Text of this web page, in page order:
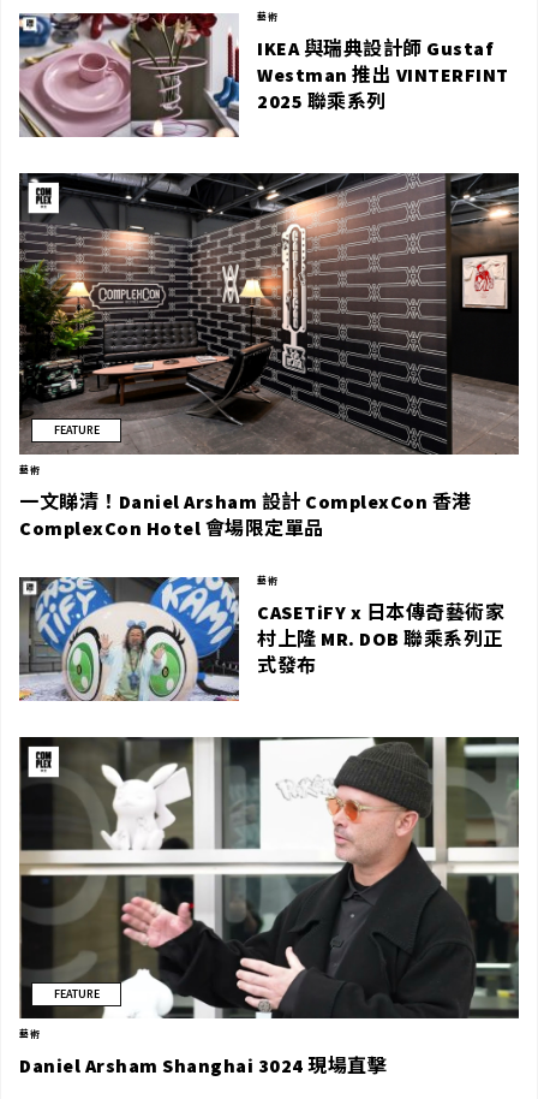
藝術
IKEA 與瑞典設計師 Gustaf
Westman 推出 VINTERFINT
2025 聯乘系列
FEATURE
藝術
一文睇清！Daniel Arsham 設計 ComplexCon 香港
ComplexCon Hotel 會場限定單品
藝術
CASETiFY x 日本傳奇藝術家
村上隆 MR. DOB 聯乘系列正
式發布
FEATURE
藝術
Daniel Arsham Shanghai 3024 現場直擊